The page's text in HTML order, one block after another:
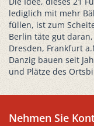
lediglich mit mehr
füllen, ist zum
Berlin täte gut
Dresden, Frankfurt
Danzig bauen seit
und Plätze des
Nehmen Sie